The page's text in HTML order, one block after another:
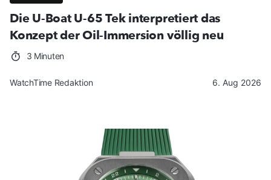
Die U-Boat U-65 Tek interpretiert das
Konzept der Oil-Immersion völlig neu
3 Minuten
WatchTime Redaktion 6. Aug 2026